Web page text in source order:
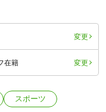
変更
在籍 変更
スポーツ